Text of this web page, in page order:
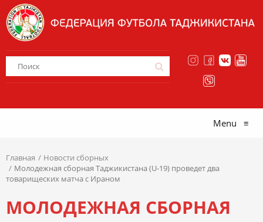
Menu ≡
Главная
Новости сборных
Молодежная сборная Таджикистана (U-19) проведет два
товарищеских матча с Ираном
МОЛОДЕЖНАЯ СБОРНАЯ